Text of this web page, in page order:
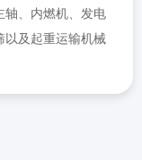
轴、内燃机、发电
以及起重运输机械